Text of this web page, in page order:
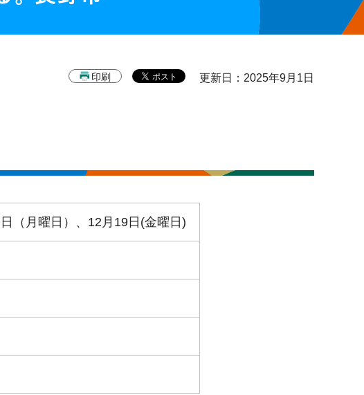
印刷 更新日：2025年9月1日
（月曜日）、12月19日(金曜日)